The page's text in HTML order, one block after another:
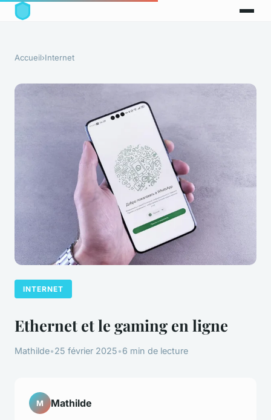
Accueil›Internet
INTERNET
Ethernet et le gaming en ligne
Mathilde•25 février 2025•6 min de lecture
M Mathilde